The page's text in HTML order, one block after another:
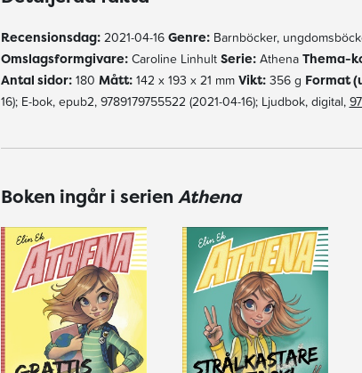
Recensionsdag:2021-04-16 Genre:Barnböcker,
Omslagsformgivare:Caroline Linhult Serie:Athena Thema-
Antal sidor:180 Mått:142 x 193 x 21 mm Vikt:356 g Format
16); E-bok, epub2, 9789179755522 (2021-04-16); Ljudbok, digital,
Boken ingår i serien Athena